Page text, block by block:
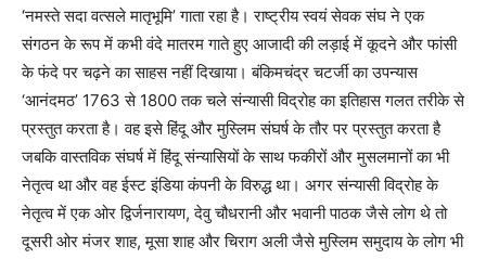
‘नमस्ते सदा वत्सले मातृभूमि’ गाता रहा है। राष्ट्रीय स्वयं सेवक संघ ने एक
संगठन के रूप में कभी वंदे मातरम गाते हुए आजादी की लड़ाई में कूदने और फांसी
के फंदे पर चढ़ने का साहस नहीं दिखाया। बंकिमचंद्र चटर्जी का उपन्यास
‘आनंदमठ’ 1763 से 1800 तक चले संन्यासी विद्रोह का इतिहास गलत तरीके से
प्रस्तुत करता है। वह इसे हिंदू और मुस्लिम संघर्ष के तौर पर प्रस्तुत करता है
जबकि वास्तविक संघर्ष में हिंदू संन्यासियों के साथ फकीरों और मुसलमानों का भी
नेतृत्व था और वह ईस्ट इंडिया कंपनी के विरुद्ध था। अगर संन्यासी विद्रोह के
नेतृत्व में एक ओर द्विर्जनारायण, देवु चौधरानी और भवानी पाठक जैसे लोग थे तो
दूसरी ओर मंजर शाह, मूसा शाह और चिराग अली जैसे मुस्लिम समुदाय के लोग भी